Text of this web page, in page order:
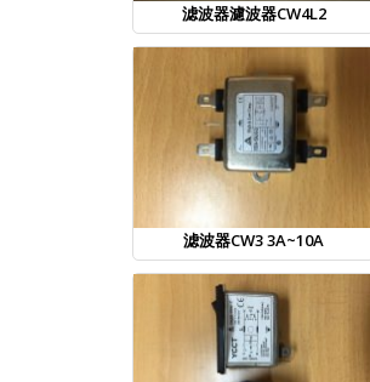
滤波器濾波器CW4L2
滤波器CW3 3A~10A